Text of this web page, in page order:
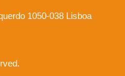
1050-038 Lisboa